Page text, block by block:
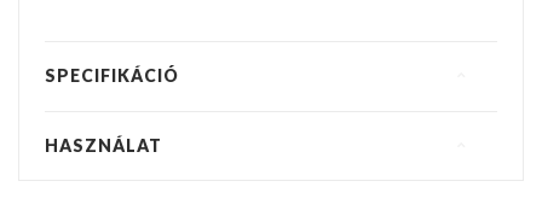
SPECIFIKÁCIÓ
HASZNÁLAT